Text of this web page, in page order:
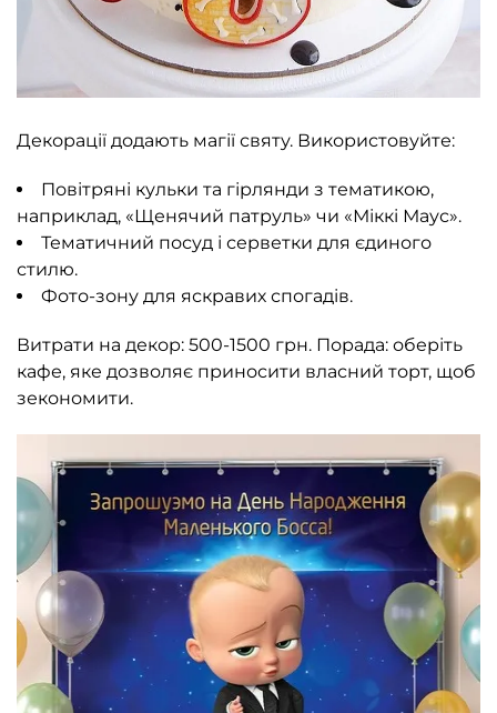
Декорації додають магії святу. Використовуйте:
Повітряні кульки та гірлянди з тематикою,
наприклад, «Щенячий патруль» чи «Міккі Маус».
Тематичний посуд і серветки для єдиного
стилю.
Фото-зону для яскравих спогадів.
Витрати на декор: 500-1500 грн. Порада: оберіть
кафе, яке дозволяє приносити власний торт, щоб
зекономити.